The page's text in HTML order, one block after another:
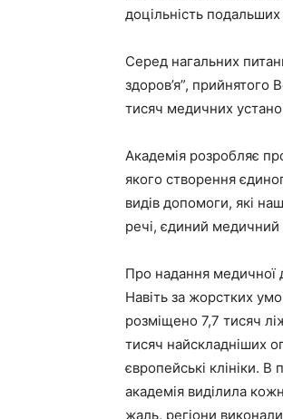
доцільність подальших
Серед нагальних
здоров’я”,
тисяч медичних
Академія розробляє
якого створення
видів допомоги, які
речі, єдиний медичний
Про надання медичної
Навіть за жорстких
розміщено 7,7 тисяч
тисяч найскладніших
європейські клініки. В
академія виділила
жаль, регіони